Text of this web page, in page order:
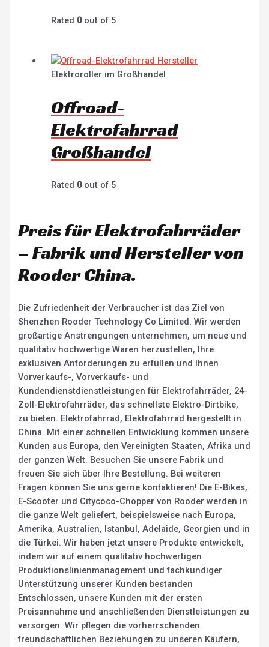
Rated 0out of 5
Elektroroller im Großhandel
Offroad-
Elektrofahrrad
Großhandel
Rated 0out of 5
Preis für Elektrofahrräder
– Fabrik und Hersteller von
Rooder China.
Die Zufriedenheit der Verbraucher ist das Ziel von
Shenzhen Rooder Technology Co Limited. Wir werden
großartige Anstrengungen unternehmen, um neue und
qualitativ hochwertige Waren herzustellen, Ihre
exklusiven Anforderungen zu erfüllen und Ihnen
Vorverkaufs-, Vorverkaufs- und
Kundendienstdienstleistungen für Elektrofahrräder, 24-
Zoll-Elektrofahrräder, das schnellste Elektro-Dirtbike,
zu bieten. Elektrofahrrad, Elektrofahrrad hergestellt in
China. Mit einer schnellen Entwicklung kommen unsere
Kunden aus Europa, den Vereinigten Staaten, Afrika und
der ganzen Welt. Besuchen Sie unsere Fabrik und
freuen Sie sich über Ihre Bestellung. Bei weiteren
Fragen können Sie uns gerne kontaktieren! Die E-Bikes,
E-Scooter und Citycoco-Chopper von Rooder werden in
die ganze Welt geliefert, beispielsweise nach Europa,
Amerika, Australien, Istanbul, Adelaide, Georgien und in
die Türkei. Wir haben jetzt unsere Produkte entwickelt,
indem wir auf einem qualitativ hochwertigen
Produktionslinienmanagement und fachkundiger
Unterstützung unserer Kunden bestanden
Entschlossen, unsere Kunden mit der ersten
Preisannahme und anschließenden Dienstleistungen zu
versorgen. Wir pflegen die vorherrschenden
freundschaftlichen Beziehungen zu unseren Käufern,